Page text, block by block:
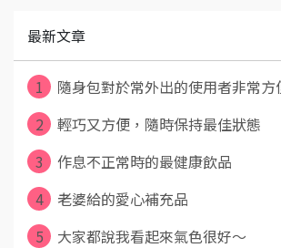
最新文章
1
隨身包對於常外出的使用者非常方
2
輕巧又方便，隨時保持最佳狀態
3
作息不正常時的最健康飲品
4
老婆給的愛心補充品
5
大家都說我看起來氣色很好～